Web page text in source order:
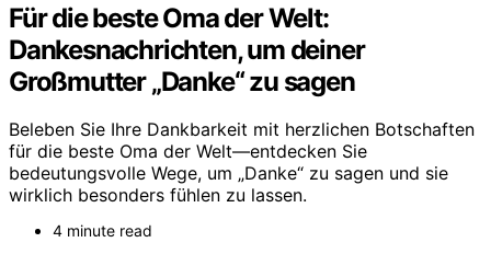
Für die beste Oma der Welt:
Dankesnachrichten, um deiner
Großmutter „Danke“ zu sagen
Beleben Sie Ihre Dankbarkeit mit herzlichen Botschaften
für die beste Oma der Welt—entdecken Sie
bedeutungsvolle Wege, um „Danke“ zu sagen und sie
wirklich besonders fühlen zu lassen.
4 minute read